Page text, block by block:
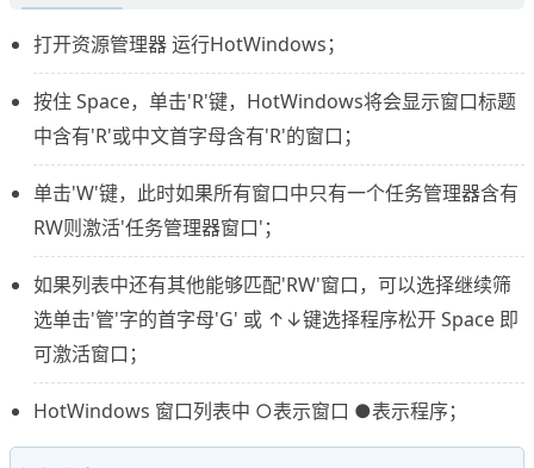
打开资源管理器 运行HotWindows；
按住 Space，单击'R'键，HotWindows将会显示窗口标题
中含有'R'或中文首字母含有'R'的窗口；
单击'W'键，此时如果所有窗口中只有一个任务管理器含有
RW则激活'任务管理器窗口'；
如果列表中还有其他能够匹配'RW'窗口，可以选择继续筛
选单击'管'字的首字母'G' 或 ↑↓键选择程序松开 Space 即
可激活窗口；
HotWindows 窗口列表中 ○表示窗口 ●表示程序；